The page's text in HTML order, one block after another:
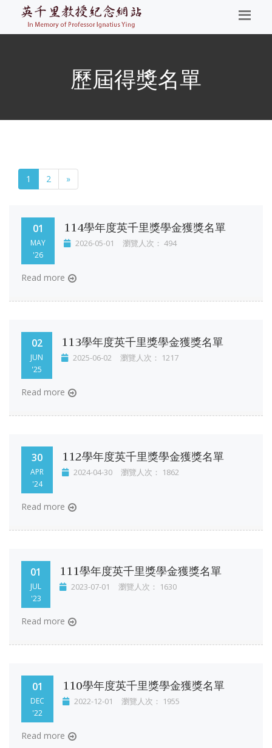
歷屆得獎名單
1 2 »
01
MAY
'26
114學年度英千里獎學金獲獎名單
2026-05-01 瀏覽人次： 494
Read more
02
JUN
'25
113學年度英千里獎學金獲獎名單
2025-06-02 瀏覽人次： 1217
Read more
30
APR
'24
112學年度英千里獎學金獲獎名單
2024-04-30 瀏覽人次： 1862
Read more
01
JUL
'23
111學年度英千里獎學金獲獎名單
2023-07-01 瀏覽人次： 1630
Read more
01
DEC
'22
110學年度英千里獎學金獲獎名單
2022-12-01 瀏覽人次： 1955
Read more